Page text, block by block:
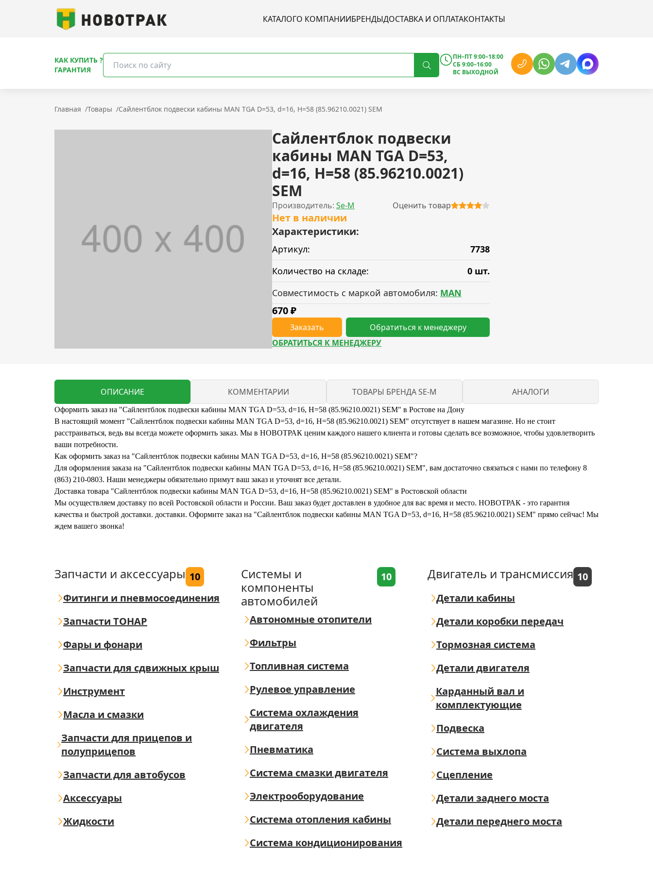
КАТАЛОГО КОМПАНИИБРЕНДЫДОСТАВКА И ОПЛАТАКОНТАКТЫ
КАК КУПИТЬ ?
ГАРАНТИЯ
ПН–ПТ 9:00–18:00
СБ 9:00–16:00
ВС ВЫХОДНОЙ
Главная /Товары /Сайлентблок подвески кабины MAN TGA D=53, d=16, H=58 (85.96210.0021) SEM
Сайлентблок подвески
кабины MAN TGA D=53,
d=16, H=58 (85.96210.0021)
SEM
Производитель: Se-M Оценить товар
Нет в наличии
Характеристики:
Артикул:
7738
Количество на складе:
0 шт.
Совместимость с маркой автомобиля: MAN
670₽
Заказать
Обратиться к менеджеру
ОБРАТИТЬСЯ К МЕНЕДЖЕРУ
ОПИСАНИЕ КОММЕНТАРИИ ТОВАРЫ БРЕНДА SE-M АНАЛОГИ
Оформить заказ на "Сайлентблок подвески кабины MAN TGA D=53, d=16, H=58 (85.96210.0021) SEM" в Ростове на Дону
В настоящий момент "Сайлентблок подвески кабины MAN TGA D=53, d=16, H=58 (85.96210.0021) SEM" отсутствует в нашем магазине. Но не стоит
расстраиваться, ведь вы всегда можете оформить заказ. Мы в НОВОТРАК ценим каждого нашего клиента и готовы сделать все возможное, чтобы удовлетворить
ваши потребности.
Как оформить заказ на "Сайлентблок подвески кабины MAN TGA D=53, d=16, H=58 (85.96210.0021) SEM"?
Для оформления заказа на "Сайлентблок подвески кабины MAN TGA D=53, d=16, H=58 (85.96210.0021) SEM", вам достаточно связаться с нами по телефону 8
(863) 210-0803. Наши менеджеры обязательно примут ваш заказ и уточнят все детали.
Доставка товара "Сайлентблок подвески кабины MAN TGA D=53, d=16, H=58 (85.96210.0021) SEM" в Ростовской области
Мы осуществляем доставку по всей Ростовской области и России. Ваш заказ будет доставлен в удобное для вас время и место. НОВОТРАК - это гарантия
качества и быстрой доставки. доставки. Оформите заказ на "Сайлентблок подвески кабины MAN TGA D=53, d=16, H=58 (85.96210.0021) SEM" прямо сейчас! Мы
ждем вашего звонка!
Запчасти и аксессуары 10
Фитинги и пневмосоединения
Запчасти ТОНАР
Фары и фонари
Запчасти для сдвижных крыш
Инструмент
Масла и смазки
Запчасти для прицепов и
полуприцепов
Запчасти для автобусов
Аксессуары
Жидкости
Системы и
компоненты
автомобилей
10
Автономные отопители
Фильтры
Топливная система
Рулевое управление
Система охлаждения
двигателя
Пневматика
Система смазки двигателя
Электрооборудование
Система отопления кабины
Система кондиционирования
Двигатель и трансмиссия 10
Детали кабины
Детали коробки передач
Тормозная система
Детали двигателя
Карданный вал и
комплектующие
Подвеска
Система выхлопа
Сцепление
Детали заднего моста
Детали переднего моста